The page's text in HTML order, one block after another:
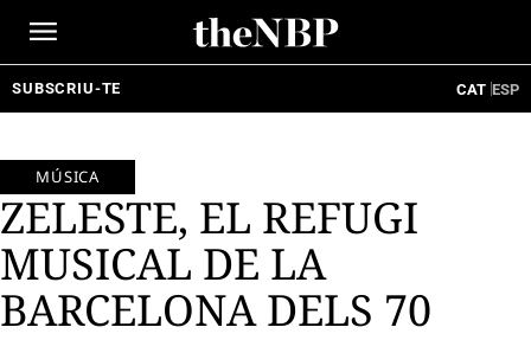
SUBSCRIU-TE CAT ESP
MÚSICA
ZELESTE, EL REFUGI
MUSICAL DE LA
BARCELONA DELS 70